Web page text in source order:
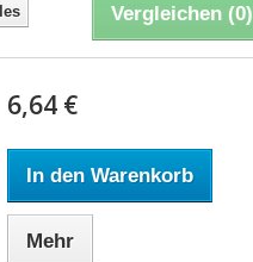
Vergleichen (0)
6,64 €
In den Warenkorb
Mehr